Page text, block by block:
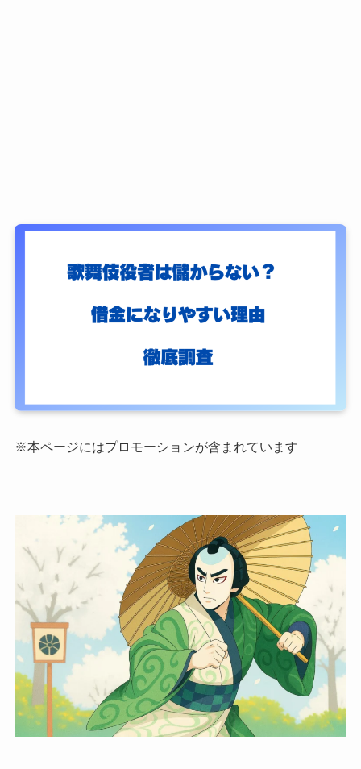
※本ページにはプロモーションが含まれています